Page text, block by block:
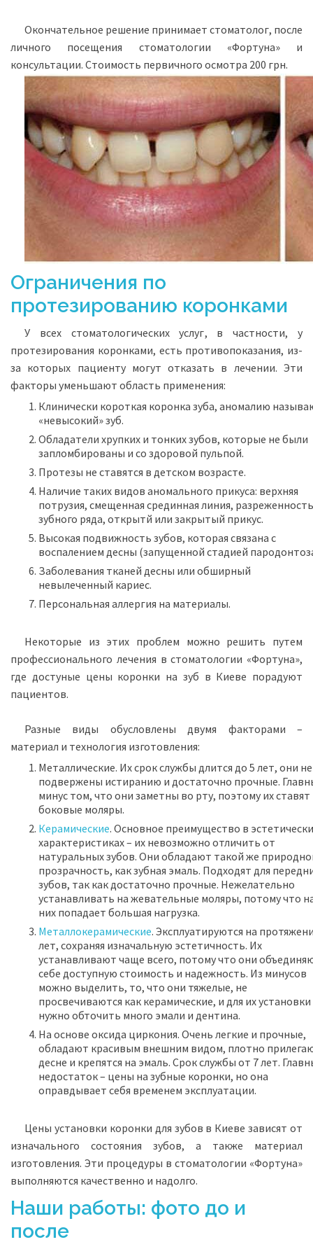
Окончательное решение принимает стоматолог, после
личного посещения стоматологии «Фортуна» и
консультации. Стоимость первичного осмотра 200 грн.
Ограничения по
протезированию коронками
У всех стоматологических услуг, в частности, у
протезирования коронками, есть противопоказания, из-
за которых пациенту могут отказать в лечении. Эти
факторы уменьшают область применения:
Клинически короткая коронка зуба, аномалию
«невысокий» зуб.
Обладатели хрупких и тонких зубов, которые не были
запломбированы и со здоровой пульпой.
Протезы не ставятся в детском возрасте.
Наличие таких видов аномального прикуса: верхняя
потрузия, смещенная срединная линия, разреженность
зубного ряда, открытй или закрытый прикус.
Высокая подвижность зубов, которая связана с
воспалением десны (запущенной стадией
Заболевания тканей десны или обширный
невылеченный кариес.
Персональная аллергия на материалы.
Некоторые из этих проблем можно решить путем
профессионального лечения в стоматологии «Фортуна»,
где достуные цены коронки на зуб в Киеве порадуют
пациентов.
Разные виды обусловлены двумя факторами –
материал и технология изготовления:
Металлические. Их срок службы длится до 5 лет, они не
подвержены истиранию и достаточно прочные.
минус том, что они заметны во рту, поэтому их ставят
боковые моляры.
Керамические. Основное преимущество в
характеристиках – их невозможно отличить от
натуральных зубов. Они обладают такой же
прозрачность, как зубная эмаль. Подходят для
зубов, так как достаточно прочные. Нежелательно
устанавливать на жевательные моляры, потому что
них попадает большая нагрузка.
Металлокерамические. Эксплуатируются на
лет, сохраняя изначальную эстетичность. Их
устанавливают чаще всего, потому что они
себе доступную стоимость и надежность. Из минусов
можно выделить, то, что они тяжелые, не
просвечиваются как керамические, и для их установки
нужно обточить много эмали и дентина.
На основе оксида циркония. Очень легкие и прочные,
обладают красивым внешним видом, плотно
десне и крепятся на эмаль. Срок службы от 7 лет.
недостаток – цены на зубные коронки, но она
оправдывает себя временем эксплуатации.
Цены установки коронки для зубов в Киеве зависят от
изначального состояния зубов, а также материал
изготовления. Эти процедуры в стоматологии «Фортуна»
выполняются качественно и надолго.
Наши работы: фото до и
после